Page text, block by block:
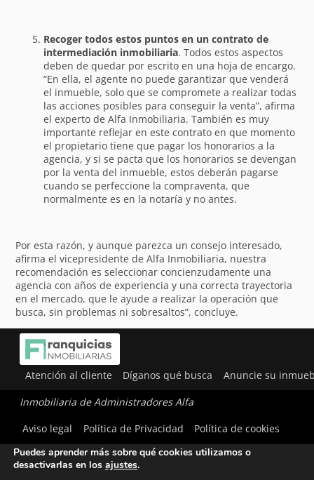
Recoger todos estos puntos en un contrato de
intermediación inmobiliaria. Todos estos aspectos
deben de quedar por escrito en una hoja de encargo.
“En ella, el agente no puede garantizar que venderá
el inmueble, solo que se compromete a realizar todas
las acciones posibles para conseguir la venta”, afirma
el experto de Alfa Inmobiliaria. También es muy
importante reflejar en este contrato en que momento
el propietario tiene que pagar los honorarios a la
agencia, y si se pacta que los honorarios se devengan
por la venta del inmueble, estos deberán pagarse
cuando se perfeccione la compraventa, que
normalmente es en la notaría y no antes.
Por esta razón, y aunque parezca un consejo interesado,
afirma el vicepresidente de Alfa Inmobiliaria, nuestra
recomendación es seleccionar concienzudamente una
agencia con años de experiencia y una correcta trayectoria
en el mercado, que le ayude a realizar la operación que
busca, sin problemas ni sobresaltos”, concluye.
Atención al cliente Díganos qué busca Anuncie su
Inmobiliaria de Administradores Alfa
Aviso legal
Política de Privacidad Política de cookies
Utilizamos cookies para ofrecerte la mejor experiencia en
Puedes aprender más sobre qué cookies utilizamos o
desactivarlas en los ajustes.